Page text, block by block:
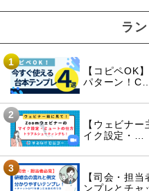
ラ
1
【コピペOK
パターン！C…
2
【ウェビナ
イク設定・…
3
【司会・担
ンプレとチャ